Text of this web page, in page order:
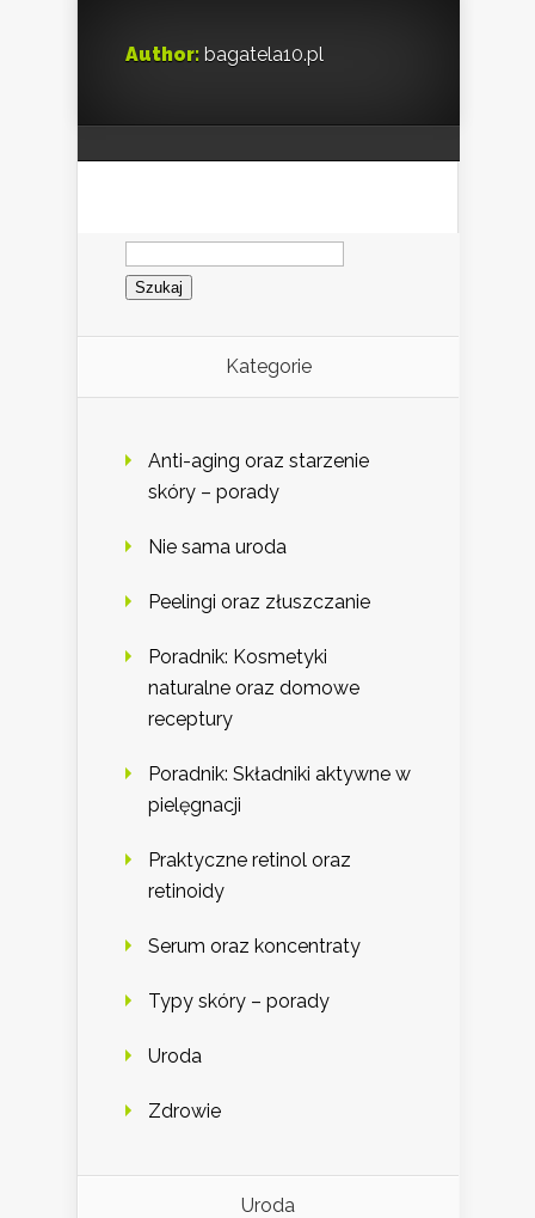
Author: bagatela10.pl
Szukaj:
Kategorie
Anti-aging oraz starzenie
skóry – porady
Nie sama uroda
Peelingi oraz złuszczanie
Poradnik: Kosmetyki
naturalne oraz domowe
receptury
Poradnik: Składniki aktywne w
pielęgnacji
Praktyczne retinol oraz
retinoidy
Serum oraz koncentraty
Typy skóry – porady
Uroda
Zdrowie
Uroda